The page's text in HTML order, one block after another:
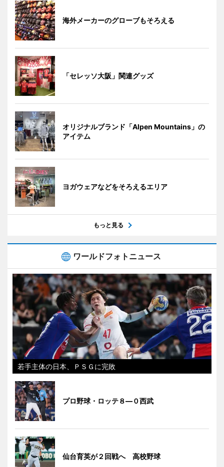
海外メーカーのグローブもそろえる
「セレッソ大阪」関連グッズ
オリジナルブランド「Alpen Mountains」の
アイテム
ヨガウェアなどをそろえるエリア
もっと見る
ワールドフォトニュース
若手主体の日本、ＰＳＧに完敗
プロ野球・ロッテ８―０西武
仙台育英が２回戦へ 高校野球